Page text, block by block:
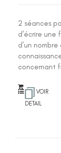
2 séances
d’écrire une
d’un
concernant
VOIR
DETAIL